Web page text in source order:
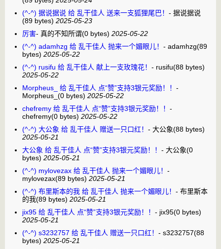
(^-^) 据说据说 给 乱干佳人 送来一支狐狸尾巴！ - 据说据说
(89 bytes) 2025-05-23
厉害- 真的不知所谓(0 bytes) 2025-05-22
(^-^) adamhzg 给 乱干佳人 抛来一个媚眼儿！ - adamhzg(89
bytes) 2025-05-22
(^-^) rusifu 给 乱干佳人 献上一支玫瑰花！ - rusifu(88 bytes)
2025-05-22
Morpheus_ 给 乱干佳人 点“赞”支持3银元奖励！！ -
Morpheus_ (0 bytes) 2025-05-22
chefremy 给 乱干佳人 点“赞”支持3银元奖励！！ -
chefremy(0 bytes) 2025-05-22
(^-^) 大公象 给 乱干佳人 赠送一只口红！ - 大公象(88 bytes)
2025-05-21
大公象 给 乱干佳人 点“赞”支持3银元奖励！！ - 大公象(0
bytes) 2025-05-21
(^-^) mylovezax 给 乱干佳人 抛来一个媚眼儿！ -
mylovezax(89 bytes) 2025-05-21
(^-^) 布里斯本的我 给 乱干佳人 抛来一个媚眼儿！ - 布里斯本
的我(89 bytes) 2025-05-21
jix95 给 乱干佳人 点“赞”支持3银元奖励！！ - jix95(0 bytes)
2025-05-21
(^-^) s3232757 给 乱干佳人 赠送一只口红！ - s3232757(88
bytes) 2025-05-21